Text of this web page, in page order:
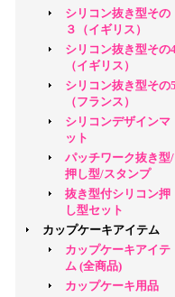
シリコン抜き型その
３（イギリス）
シリコン抜き型その
（イギリス）
シリコン抜き型その5
（フランス）
シリコンデザインマ
ット
パッチワーク抜き型/
押し型/スタンプ
抜き型付シリコン押
し型セット
カップケーキアイテム
カップケーキアイテ
ム (全商品)
カップケーキ用品